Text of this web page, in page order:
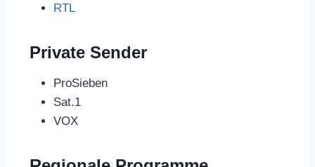
RTL
Private Sender
ProSieben
Sat.1
VOX